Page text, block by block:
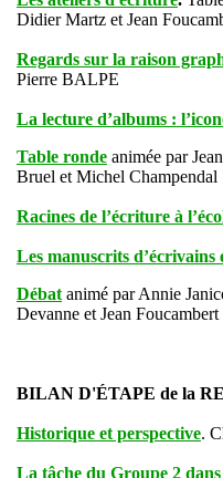
Didier Martz et Jean
Regards sur la raison
Pierre BALPE
La lecture d’albums :
Table ronde animée par
Bruel et Michel Champendal
Racines de l’écriture à
Les manuscrits
Débat animé par Annie
Devanne et Jean Foucambert
BILAN D'ÉTAPE de la
Historique et perspective.
La tâche du Groupe 2